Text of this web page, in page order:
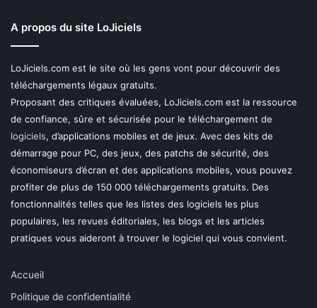
A propos du site LoJiciels
LoJiciels.com est le site où les gens vont pour découvrir des
téléchargements légaux gratuits.
Proposant des critiques évaluées, LoJiciels.com est la ressource
de confiance, sûre et sécurisée pour le téléchargement de
logiciels, d’applications mobiles et de jeux. Avec des kits de
démarrage pour PC, des jeux, des patchs de sécurité, des
économiseurs d’écran et des applications mobiles, vous pouvez
profiter de plus de 150 000 téléchargements gratuits. Des
fonctionnalités telles que les listes des logiciels les plus
populaires, les revues éditoriales, les blogs et les articles
pratiques vous aideront à trouver le logiciel qui vous convient.
Accueil
Politique de confidentialité